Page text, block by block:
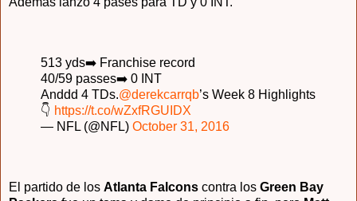
513 yds➡️ Franchise record
40/59 passes➡️ 0 INT
Anddd 4 TDs.@derekcarrqb’s Week 8 Highlights
👇 https://t.co/wZxfRGUIDX
— NFL (@NFL) October 31, 2016
El partido de los Atlanta Falcons contra los Green Bay